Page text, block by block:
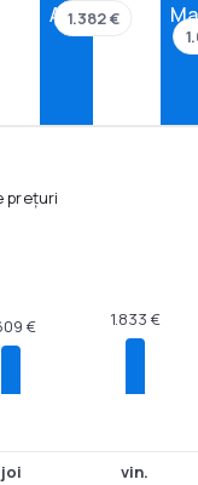
Apr.1.382 €
prețuri
€
joi
1.833 €
vin.